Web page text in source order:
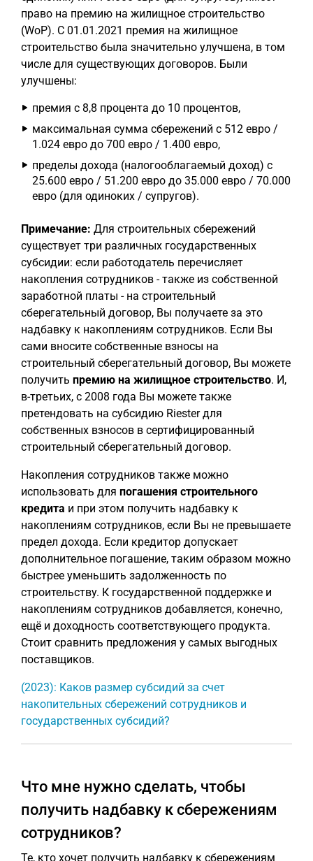
право на премию на жилищное строительство
(WoP). С 01.01.2021 премия на жилищное
строительство была значительно улучшена, в том
числе для существующих договоров. Были
улучшены:
премия с 8,8 процента до 10 процентов,
максимальная сумма сбережений с 512 евро /
1.024 евро до 700 евро / 1.400 евро,
пределы дохода (налогооблагаемый доход) с
25.600 евро / 51.200 евро до 35.000 евро / 70.000
евро (для одиноких / супругов).
Примечание: Для строительных сбережений
существует три различных государственных
субсидии: если работодатель перечисляет
накопления сотрудников - также из собственной
заработной платы - на строительный
сберегательный договор, Вы получаете за это
надбавку к накоплениям сотрудников. Если Вы
сами вносите собственные взносы на
строительный сберегательный договор, Вы можете
получить премию на жилищное строительство. И,
в-третьих, с 2008 года Вы можете также
претендовать на субсидию Riester для
собственных взносов в сертифицированный
строительный сберегательный договор.
Накопления сотрудников также можно
использовать для погашения строительного
кредита и при этом получить надбавку к
накоплениям сотрудников, если Вы не превышаете
предел дохода. Если кредитор допускает
дополнительное погашение, таким образом можно
быстрее уменьшить задолженность по
строительству. К государственной поддержке и
накоплениям сотрудников добавляется, конечно,
ещё и доходность соответствующего продукта.
Стоит сравнить предложения у самых выгодных
поставщиков.
(2023): Каков размер субсидий за счет
накопительных сбережений сотрудников и
государственных субсидий?
Что мне нужно сделать, чтобы
получить надбавку к сбережениям
сотрудников?
Те, кто хочет получить надбавку к сбережениям